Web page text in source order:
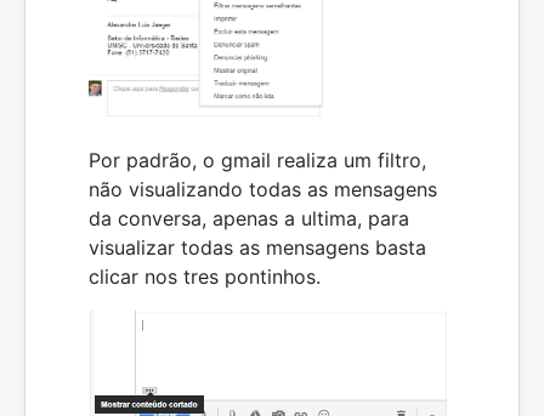
Por padrão, o gmail realiza um filtro,
não visualizando todas as mensagens
da conversa, apenas a ultima, para
visualizar todas as mensagens basta
clicar nos tres pontinhos.